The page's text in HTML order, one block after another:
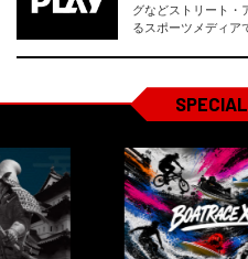
グなどストリート・
るスポーツメディア